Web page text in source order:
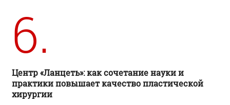
6.
Центр «Ланцеть»: как сочетание науки и
практики повышает качество пластической
хирургии